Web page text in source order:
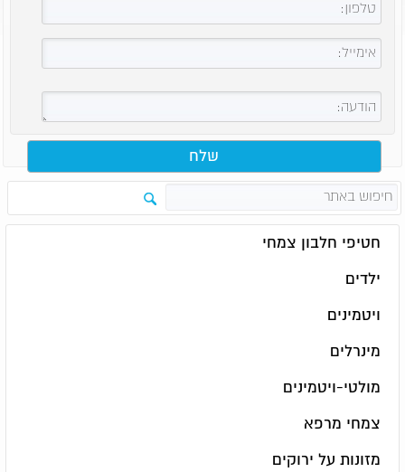
חטיפי חלבון צמחי
ילדים
ויטמינים
מינרלים
מולטי-ויטמינים
צמחי מרפא
מזונות על ירוקים